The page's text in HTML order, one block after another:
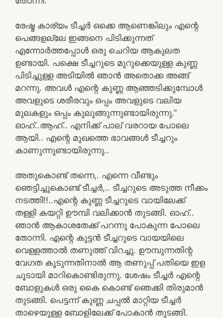
രേഷ്മ കാര്യം ടീച്ചർ ഒക്കെ ആണെങ്കിലും എന്റെ
പെങ്ങളല്ലേ ഇങ്ങനെ പിടിക്കുന്നത്
എന്നോർത്തപ്പോൾ ഒരു ചെറിയ ആകുലത
ഉണ്ടായി. പക്ഷെ ടീച്ചറുടെ മുറുക്കെയുള്ള കുണ്ണ
പിടിച്ചുള്ള അടിയിൽ ഞാൻ അതൊക്ക അങ്ങ്
മറന്നു. അവൾ എന്റെ കുണ്ണ ആഞ്ഞടിക്കുമ്പോൾ
അവളുടെ ശരീരവും ഒപ്പം അവളുടെ വലിയ
മുലകളും ഒപ്പം കുലുങ്ങുന്നുണ്ടായിരുന്നു.”
ഓഹ്..ആഹ്.. എനിക്ക് പാല് വരറായ പോലെ
ആയി.. എന്റെ മുഖത്തെ ഭാവങ്ങൾ ടീച്ചറും
കാണുന്നുണ്ടായിരുന്നു..
അതുകൊണ്ട് തന്നെ,. എന്നെ വീണ്ടും
ഞെട്ടിച്ചുകൊണ്ട് ടീച്ചർ,.. ടീച്ചറുടെ അടുത്ത നീക്കം
നടത്തി!!..എന്റെ കുണ്ണ ടീച്ചറുടെ വായിലേക്ക്
തള്ളി കയറ്റി ഊമ്പി വലിക്കാൻ തുടങ്ങി. ഓഹ്..
ഞാൻ ആകാശതേക്ക് പറന്നു പോകുന്ന പോലെ
തോന്നി. എന്റെ കുട്ടൻ ടീച്ചറുടെ വായയിലെ
വെള്ളത്താൽ തണുത്ത് വിറച്ചു. ഊമ്പുന്നതിന്റ
വേഗത കൂടുന്നതിനാൽ ആ തണുപ്പ് പതിയെ ഇള
ചൂടായി മാറികൊണ്ടിരുന്നു. ശേഷം ടീച്ചർ എന്റെ
ബോളുകൾ ഒരു കൈ കൊണ്ട് ഞെക്കി തിരുമാൻ
തുടങ്ങി. പെട്ടന്ന് കുണ്ണ ചപ്പൽ മാറ്റിയ ടീച്ചർ
താഴെയുള്ള ബോളിലേക്ക് പോകാൻ തുടങ്ങി.